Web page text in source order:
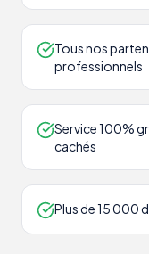
Tous nos
professionnels
Service 100%
cachés
Plus de 15 000